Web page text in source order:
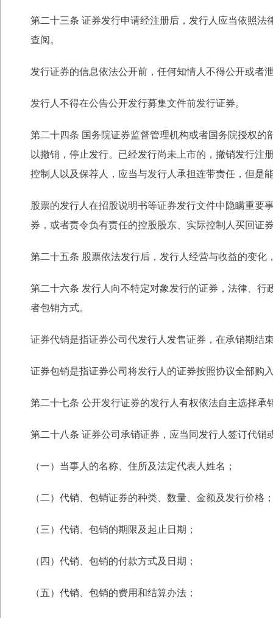
第二十三条 证券发行申请经注册后，发行人应当依照
查阅。
发行证券的信息依法公开前，任何知情人不得公开或者
发行人不得在公告公开发行募集文件前发行证券。
第二十四条 国务院证券监督管理机构或者国务院授权
以撤销，停止发行。已经发行尚未上市的，撤销发行注
控制人以及保荐人，应当与发行人承担连带责任，但是
股票的发行人在招股说明书等证券发行文件中隐瞒重要
券，或者责令负有责任的控股股东、实际控制人买回证
第二十五条 股票依法发行后，发行人经营与收益的变
第二十六条 发行人向不特定对象发行的证券，法律、
者包销方式。
证券代销是指证券公司代发行人发售证券，在承销期结
证券包销是指证券公司将发行人的证券按照协议全部购
第二十七条 公开发行证券的发行人有权依法自主选择承
第二十八条 证券公司承销证券，应当同发行人签订代销
（一）当事人的名称、住所及法定代表人姓名；
（二）代销、包销证券的种类、数量、金额及发行价格
（三）代销、包销的期限及起止日期；
（四）代销、包销的付款方式及日期；
（五）代销、包销的费用和结算办法；